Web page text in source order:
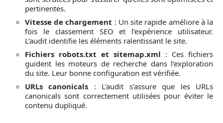
pertinentes.
Vitesse de chargement : Un site rapide améliore à la
fois le classement SEO et l’expérience utilisateur.
L’audit identifie les éléments ralentissant le site.
Fichiers robots.txt et sitemap.xml : Ces fichiers
guident les moteurs de recherche dans l’exploration
du site. Leur bonne configuration est vérifiée.
URLs canonicals : L’audit s’assure que les URLs
canonicals sont correctement utilisées pour éviter le
contenu dupliqué.